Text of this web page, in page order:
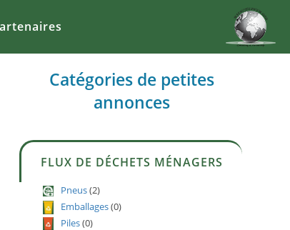
Catégories de petites
annonces
FLUX DE DÉCHETS MÉNAGERS
Pneus(2)
Emballages(0)
Piles(0)